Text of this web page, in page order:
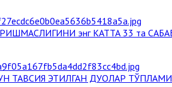
энг КАТТА 33 та
ТАВСИЯ ЭТИЛГАН ДУОЛАР ТЎПЛАМИ